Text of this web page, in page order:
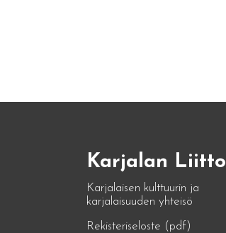
Karjalan Liitto
Karjalaisen kulttuurin ja
karjalaisuuden yhteisö
Rekisteriseloste (pdf)